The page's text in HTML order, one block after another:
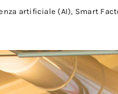
artificiale (AI), Smart